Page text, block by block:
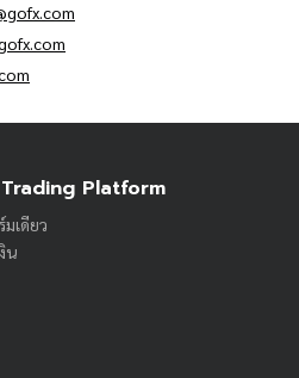
Platform
เดียว
น